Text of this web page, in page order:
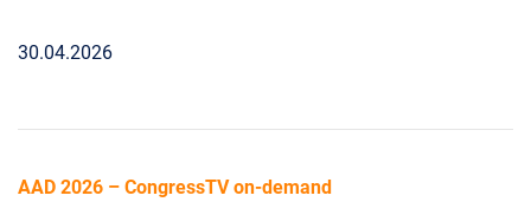
30.04.2026
AAD 2026 – CongressTV on-demand